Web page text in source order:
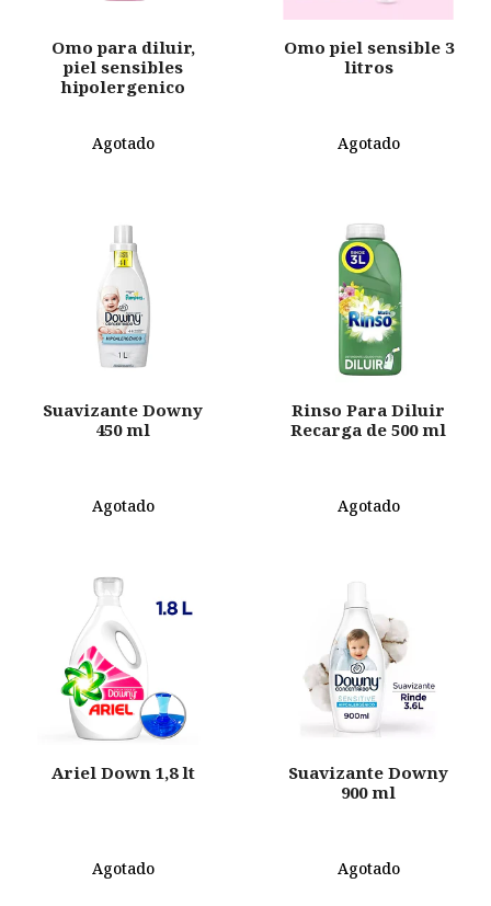
Omo para diluir,
piel sensibles
hipolergenico
Agotado
Omo piel sensible 3
litros
Agotado
Suavizante Downy
450 ml
Agotado
Rinso Para Diluir
Recarga de 500 ml
Agotado
Ariel Down 1,8 lt
Agotado
Suavizante Downy
900 ml
Agotado